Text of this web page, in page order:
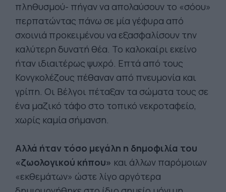
πληθυσμού- πήγαν να απολαύσουν το «σόου»
περπατώντας πάνω σε μία γέφυρα από
σχοινιά προκειμένου να εξασφαλίσουν την
καλύτερη δυνατή θέα. Το καλοκαίρι εκείνο
ήταν ιδιαιτέρως ψυχρό. Επτά από τους
Κονγκολέζους πέθαναν από πνευμονία και
γρίπη. Οι Βέλγοι πέταξαν τα σώματα τους σε
ένα μαζικό τάφο στο τοπικό νεκροταφείο,
χωρίς καμία σήμανση.
Αλλά ήταν τόσο μεγάλη η δημοφιλία του
«ζωολογικού κήπου» και άλλων παρόμοιων
«εκθεμάτων» ώστε λίγο αργότερα